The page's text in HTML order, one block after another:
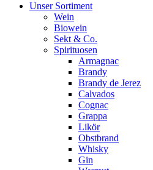
Unser Sortiment
Wein
Biowein
Sekt & Co.
Spirituosen
Armagnac
Brandy
Brandy de Jerez
Calvados
Cognac
Grappa
Likör
Obstbrand
Whisky
Gin